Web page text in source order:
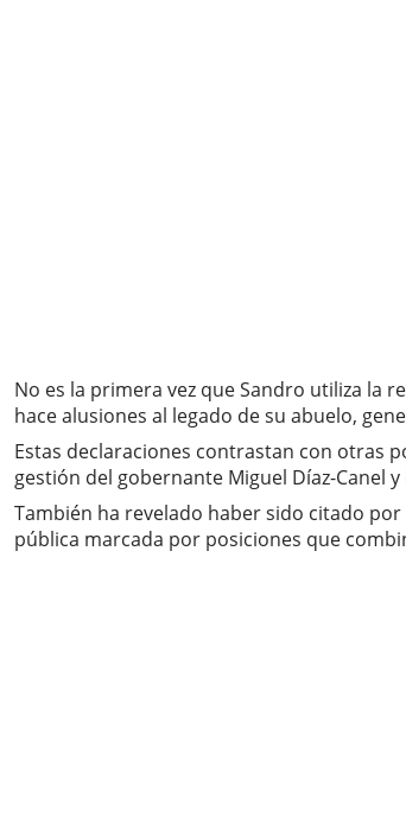
No es la primera vez que Sandro utiliza la
hace alusiones al legado de su abuelo,
Estas declaraciones contrastan con otras
gestión del gobernante Miguel Díaz-Canel
También ha revelado haber sido citado
pública marcada por posiciones que